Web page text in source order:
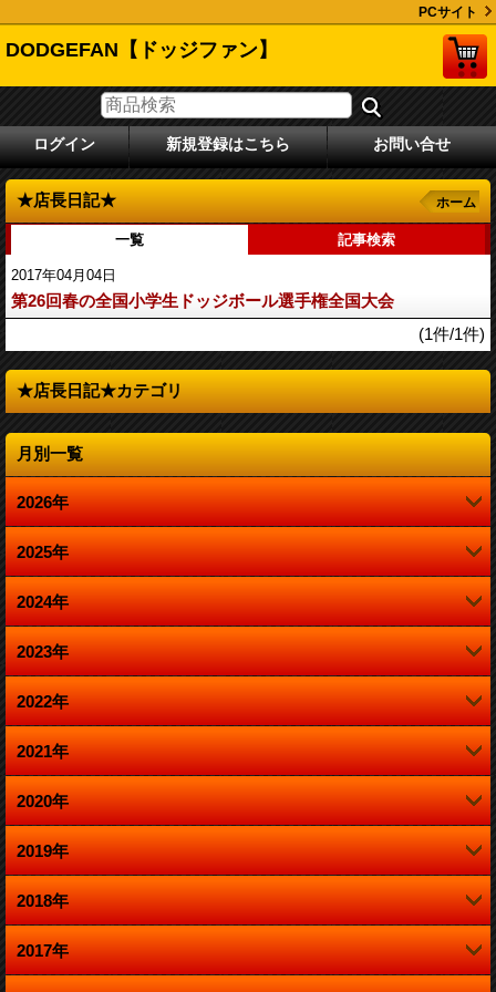
PCサイト
DODGEFAN【ドッジファン】
ログイン 新規登録はこちら お問い合せ
★店長日記★ ホーム
一覧 記事検索
2017年04月04日
第26回春の全国小学生ドッジボール選手権全国大会
(1件/1件)
★店長日記★カテゴリ
月別一覧
2026年
4月 (1)
2025年
12月 (1)
10月 (1)
8月 (1)
4月 (1)
2024年
12月 (1)
10月 (1)
8月 (1)
4月 (1)
3月 (1)
2023年
12月 (5)
11月 (1)
10月 (2)
8月 (1)
7月 (2)
6月 (2)
2022年
12月 (2)
11月 (1)
10月 (3)
8月 (4)
7月 (2)
2021年
12月 (2)
11月 (1)
10月 (2)
7月 (2)
2020年
12月 (2)
11月 (3)
10月 (2)
2019年
12月 (1)
10月 (1)
2018年
12月 (2)
2017年